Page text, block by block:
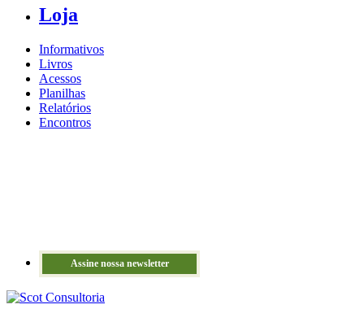
Loja
Informativos
Livros
Acessos
Planilhas
Relatórios
Encontros
Assine nossa newsletter